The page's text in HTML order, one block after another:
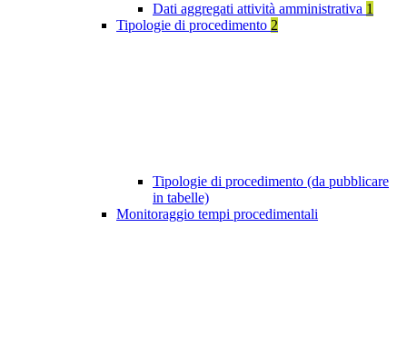
Dati aggregati attività amministrativa 1
Tipologie di procedimento 2
Tipologie di procedimento (da pubblicare
in tabelle)
Monitoraggio tempi procedimentali